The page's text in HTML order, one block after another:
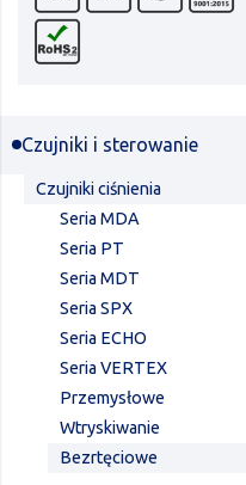
Czujniki i sterowanie
Czujniki ciśnienia
Seria MDA
Seria PT
Seria MDT
Seria SPX
Seria ECHO
Seria VERTEX
Przemysłowe
Wtryskiwanie
Bezrtęciowe